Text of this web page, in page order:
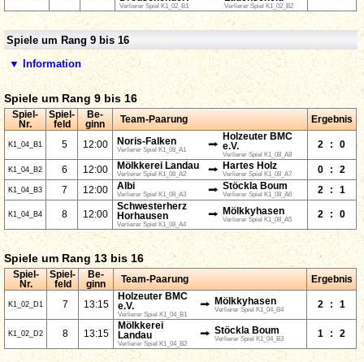
Verlierer Spiel K1_02_B1 Verlierer Spiel K1_02_B2
Spiele um Rang 9 bis 16
▼ Information
Spiele um Rang 9 bis 16
Spiel-
Nr.
Spiel-
feld
Be-
ginn
Team-Paarung Ergebnis
K1_04_B1 5 12:00 Noris-Falken
Verlierer Spiel K1_08_A1 ⭢
Holzeuter BMC
e.V.
Verlierer Spiel K1_08_A8
2 : 0
K1_04_B2 6 12:00 Mölkkerei Landau
Verlierer Spiel K1_08_A2 ⭢ Hartes Holz
Verlierer Spiel K1_08_A7 0 : 2
K1_04_B3 7 12:00 Albi
Verlierer Spiel K1_08_A3 ⭢ Stöckla Boum
Verlierer Spiel K1_08_A6 2 : 1
K1_04_B4 8 12:00
Schwesterherz
Horhausen
Verlierer Spiel K1_08_A4
⭢ Mölkkyhasen
Verlierer Spiel K1_08_A5
2 : 0
Spiele um Rang 13 bis 16
Spiel-
Nr.
Spiel-
feld
Be-
ginn
Team-Paarung Ergebnis
K1_02_D1 7 13:15
Holzeuter BMC
e.V.
Verlierer Spiel K1_04_B1
⭢ Mölkkyhasen
Verlierer Spiel K1_04_B4
2 : 1
K1_02_D2 8 13:15
Mölkkerei
Landau
Verlierer Spiel K1_04_B2
⭢ Stöckla Boum
Verlierer Spiel K1_04_B3
1 : 2